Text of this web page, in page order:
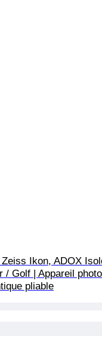
Ikon, ADOX
/ Golf | Appareil photo
pliable